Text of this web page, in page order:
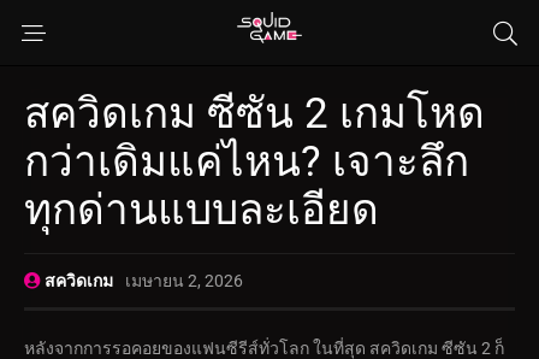
สควิดเกม ซีซัน 2 เกมโหด
กว่าเดิมแค่ไหน? เจาะลึก
ทุกด่านแบบละเอียด
สควิดเกม เมษายน 2, 2026
หลังจากการรอคอยของแฟนซีรีส์ทั่วโลก ในที่สุด สควิดเกม ซีซัน 2 ก็